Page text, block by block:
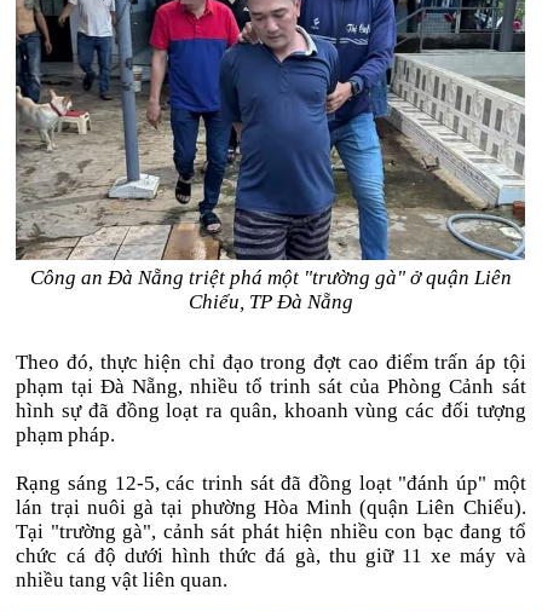
Công an Đà Nẵng triệt phá một "trường gà" ở quận Liên
Chiểu, TP Đà Nẵng
Theo đó, thực hiện chỉ đạo trong đợt cao điểm trấn áp tội
phạm tại Đà Nẵng, nhiều tổ trinh sát của Phòng Cảnh sát
hình sự đã đồng loạt ra quân, khoanh vùng các đối tượng
phạm pháp.
Rạng sáng 12-5, các trinh sát đã đồng loạt "đánh úp" một
lán trại nuôi gà tại phường Hòa Minh (quận Liên Chiểu).
Tại "trường gà", cảnh sát phát hiện nhiều con bạc đang tổ
chức cá độ dưới hình thức đá gà, thu giữ 11 xe máy và
nhiều tang vật liên quan.